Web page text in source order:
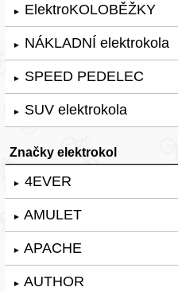
► ElektroKOLOBĚŽKY
► NÁKLADNÍ elektrokola
► SPEED PEDELEC
► SUV elektrokola
Značky elektrokol
► 4EVER
► AMULET
► APACHE
► AUTHOR